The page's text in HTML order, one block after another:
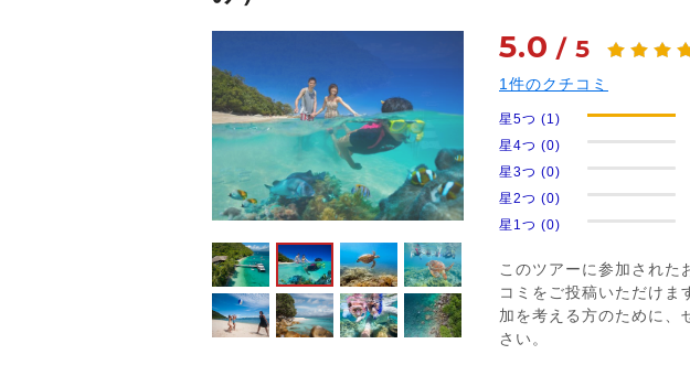
5.0 / 5
1 件のクチコミ
星5つ (1)
星4つ (0)
星3つ (0)
星2つ (0)
星1つ (0)
このツアーに参加された
コミをご投稿いただけま
加を考える方のために、
さい。